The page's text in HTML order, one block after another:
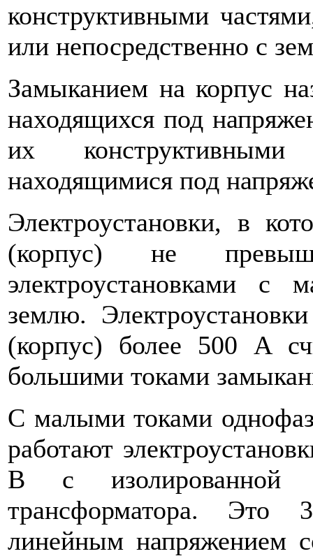
конструктивными
или непосредственно с
Замыканием на корпус
находящихся под
их
находящимися под
Электроустановки, в
(корпус) не
электроустановками
землю.
(корпус) более 500 А
большими токами
С малыми токами
работают
В с изолированной
трансформатора. Это
линейным напряжением